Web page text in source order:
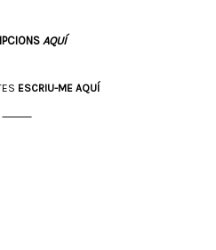
AQUÍ
ESCRIU-ME AQUÍ
⸻